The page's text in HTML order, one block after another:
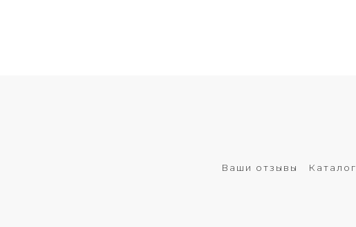
Ваши отзывы Каталог